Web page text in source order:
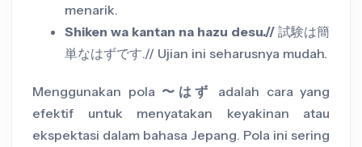
menarik.
Shiken wa kantan na hazu desu.// 試験は簡
単なはずです.// Ujian ini seharusnya mudah.
Menggunakan pola 〜はず
adalah cara yang
efektif untuk menyatakan keyakinan atau
ekspektasi dalam bahasa Jepang. Pola ini sering